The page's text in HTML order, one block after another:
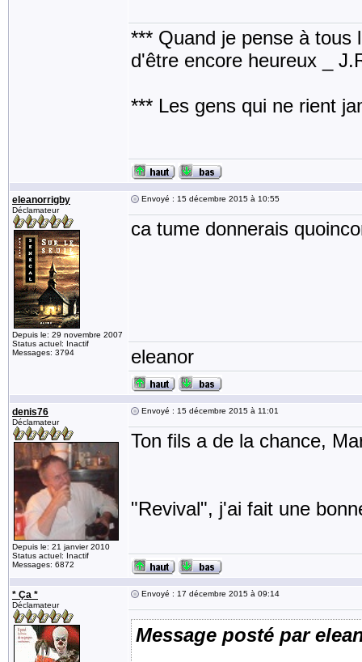
*** Quand je pense à tous
d'être encore heureux _
*** Les gens qui ne rient
eleanorrigby
Déclamateur
Depuis le: 29 novembre 2007
Status actuel: Inactif
Messages: 3794
Envoyé : 15 décembre 2015 à 10:55
ca tume donnerais
eleanor
denis76
Déclamateur
Depuis le: 21 janvier 2010
Status actuel: Inactif
Messages: 6872
Envoyé : 15 décembre 2015 à 11:01
Ton fils a de la chance,
"Revival", j'ai fait une
* Ça *
Déclamateur
Envoyé : 17 décembre 2015 à 09:14
Message posté par